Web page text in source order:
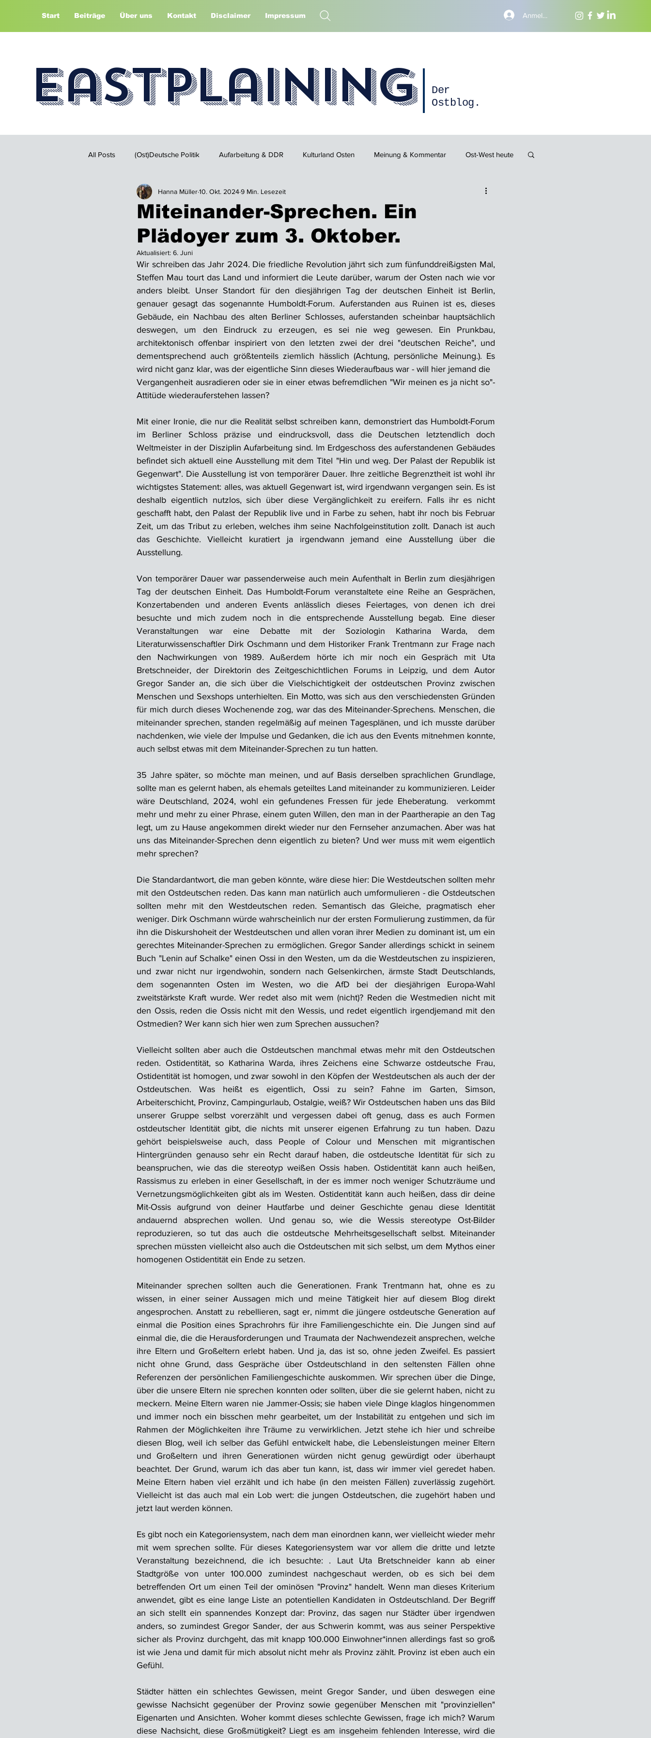
Start Beiträge Über uns Kontakt Disclaimer Impressum Anmelden
Eastplaining
Der
Ostblog.
All Posts (Ost)Deutsche Politik Aufarbeitung & DDR Kulturland Osten Meinung & Kommentar Ost-West heute
Miteinander-Sprechen. Ein
Plädoyer zum 3. Oktober.
Hanna Müller10. Okt. 20249 Min. Lesezeit
Aktualisiert: 6. Juni
Wir schreiben das Jahr 2024. Die friedliche Revolution jährt sich zum fünfunddreißigsten Mal,
Steffen Mau tourt das Land und informiert die Leute darüber, warum der Osten nach wie vor
anders bleibt. Unser Standort für den diesjährigen Tag der deutschen Einheit ist Berlin,
genauer gesagt das sogenannte Humboldt-Forum. Auferstanden aus Ruinen ist es, dieses
Gebäude, ein Nachbau des alten Berliner Schlosses, auferstanden scheinbar hauptsächlich
deswegen, um den Eindruck zu erzeugen, es sei nie weg gewesen. Ein Prunkbau,
architektonisch offenbar inspiriert von den letzten zwei der drei "deutschen Reiche", und
dementsprechend auch größtenteils ziemlich hässlich (Achtung, persönliche Meinung.). Es
wird nicht ganz klar, was der eigentliche Sinn dieses Wiederaufbaus war - will hier jemand die
Vergangenheit ausradieren oder sie in einer etwas befremdlichen "Wir meinen es ja nicht so"-
Attitüde wiederauferstehen lassen?
Mit einer Ironie, die nur die Realität selbst schreiben kann, demonstriert das Humboldt-Forum
im Berliner Schloss präzise und eindrucksvoll, dass die Deutschen letztendlich doch
Weltmeister in der Disziplin Aufarbeitung sind. Im Erdgeschoss des auferstandenen Gebäudes
befindet sich aktuell eine Ausstellung mit dem Titel "Hin und weg. Der Palast der Republik ist
Gegenwart". Die Ausstellung ist von temporärer Dauer. Ihre zeitliche Begrenztheit ist wohl ihr
wichtigstes Statement: alles, was aktuell Gegenwart ist, wird irgendwann vergangen sein. Es ist
deshalb eigentlich nutzlos, sich über diese Vergänglichkeit zu ereifern. Falls ihr es nicht
geschafft habt, den Palast der Republik live und in Farbe zu sehen, habt ihr noch bis Februar
Zeit, um das Tribut zu erleben, welches ihm seine Nachfolgeinstitution zollt. Danach ist auch
das Geschichte. Vielleicht kuratiert ja irgendwann jemand eine Ausstellung über die
Ausstellung.
Von temporärer Dauer war passenderweise auch mein Aufenthalt in Berlin zum diesjährigen
Tag der deutschen Einheit. Das Humboldt-Forum veranstaltete eine Reihe an Gesprächen,
Konzertabenden und anderen Events anlässlich dieses Feiertages, von denen ich drei
besuchte und mich zudem noch in die entsprechende Ausstellung begab. Eine dieser
Veranstaltungen war eine Debatte mit der Soziologin Katharina Warda, dem
Literaturwissenschaftler Dirk Oschmann und dem Historiker Frank Trentmann zur Frage nach
den Nachwirkungen von 1989. Außerdem hörte ich mir noch ein Gespräch mit Uta
Bretschneider, der Direktorin des Zeitgeschichtlichen Forums in Leipzig, und dem Autor
Gregor Sander an, die sich über die Vielschichtigkeit der ostdeutschen Provinz zwischen
Menschen und Sexshops unterhielten. Ein Motto, was sich aus den verschiedensten Gründen
für mich durch dieses Wochenende zog, war das des Miteinander-Sprechens. Menschen, die
miteinander sprechen, standen regelmäßig auf meinen Tagesplänen, und ich musste darüber
nachdenken, wie viele der Impulse und Gedanken, die ich aus den Events mitnehmen konnte,
auch selbst etwas mit dem Miteinander-Sprechen zu tun hatten.
35 Jahre später, so möchte man meinen, und auf Basis derselben sprachlichen Grundlage,
sollte man es gelernt haben, als ehemals geteiltes Land miteinander zu kommunizieren. Leider
wäre Deutschland, 2024, wohl ein gefundenes Fressen für jede Eheberatung.  verkommt
mehr und mehr zu einer Phrase, einem guten Willen, den man in der Paartherapie an den Tag
legt, um zu Hause angekommen direkt wieder nur den Fernseher anzumachen. Aber was hat
uns das Miteinander-Sprechen denn eigentlich zu bieten? Und wer muss mit wem eigentlich
mehr sprechen?
Die Standardantwort, die man geben könnte, wäre diese hier: Die Westdeutschen sollten mehr
mit den Ostdeutschen reden. Das kann man natürlich auch umformulieren - die Ostdeutschen
sollten mehr mit den Westdeutschen reden. Semantisch das Gleiche, pragmatisch eher
weniger. Dirk Oschmann würde wahrscheinlich nur der ersten Formulierung zustimmen, da für
ihn die Diskurshoheit der Westdeutschen und allen voran ihrer Medien zu dominant ist, um ein
gerechtes Miteinander-Sprechen zu ermöglichen. Gregor Sander allerdings schickt in seinem
Buch "Lenin auf Schalke" einen Ossi in den Westen, um da die Westdeutschen zu inspizieren,
und zwar nicht nur irgendwohin, sondern nach Gelsenkirchen, ärmste Stadt Deutschlands,
dem sogenannten Osten im Westen, wo die AfD bei der diesjährigen Europa-Wahl
zweitstärkste Kraft wurde. Wer redet also mit wem (nicht)? Reden die Westmedien nicht mit
den Ossis, reden die Ossis nicht mit den Wessis, und redet eigentlich irgendjemand mit den
Ostmedien? Wer kann sich hier wen zum Sprechen aussuchen?
Vielleicht sollten aber auch die Ostdeutschen manchmal etwas mehr mit den Ostdeutschen
reden. Ostidentität, so Katharina Warda, ihres Zeichens eine Schwarze ostdeutsche Frau,
Ostidentität ist homogen, und zwar sowohl in den Köpfen der Westdeutschen als auch der der
Ostdeutschen. Was heißt es eigentlich, Ossi zu sein? Fahne im Garten, Simson,
Arbeiterschicht, Provinz, Campingurlaub, Ostalgie, weiß? Wir Ostdeutschen haben uns das Bild
unserer Gruppe selbst vorerzählt und vergessen dabei oft genug, dass es auch Formen
ostdeutscher Identität gibt, die nichts mit unserer eigenen Erfahrung zu tun haben. Dazu
gehört beispielsweise auch, dass People of Colour und Menschen mit migrantischen
Hintergründen genauso sehr ein Recht darauf haben, die ostdeutsche Identität für sich zu
beanspruchen, wie das die stereotyp weißen Ossis haben. Ostidentität kann auch heißen,
Rassismus zu erleben in einer Gesellschaft, in der es immer noch weniger Schutzräume und
Vernetzungsmöglichkeiten gibt als im Westen. Ostidentität kann auch heißen, dass dir deine
Mit-Ossis aufgrund von deiner Hautfarbe und deiner Geschichte genau diese Identität
andauernd absprechen wollen. Und genau so, wie die Wessis stereotype Ost-Bilder
reproduzieren, so tut das auch die ostdeutsche Mehrheitsgesellschaft selbst. Miteinander
sprechen müssten vielleicht also auch die Ostdeutschen mit sich selbst, um dem Mythos einer
homogenen Ostidentität ein Ende zu setzen.
Miteinander sprechen sollten auch die Generationen. Frank Trentmann hat, ohne es zu
wissen, in einer seiner Aussagen mich und meine Tätigkeit hier auf diesem Blog direkt
angesprochen. Anstatt zu rebellieren, sagt er, nimmt die jüngere ostdeutsche Generation auf
einmal die Position eines Sprachrohrs für ihre Familiengeschichte ein. Die Jungen sind auf
einmal die, die die Herausforderungen und Traumata der Nachwendezeit ansprechen, welche
ihre Eltern und Großeltern erlebt haben. Und ja, das ist so, ohne jeden Zweifel. Es passiert
nicht ohne Grund, dass Gespräche über Ostdeutschland in den seltensten Fällen ohne
Referenzen der persönlichen Familiengeschichte auskommen. Wir sprechen über die Dinge,
über die unsere Eltern nie sprechen konnten oder sollten, über die sie gelernt haben, nicht zu
meckern. Meine Eltern waren nie Jammer-Ossis; sie haben viele Dinge klaglos hingenommen
und immer noch ein bisschen mehr gearbeitet, um der Instabilität zu entgehen und sich im
Rahmen der Möglichkeiten ihre Träume zu verwirklichen. Jetzt stehe ich hier und schreibe
diesen Blog, weil ich selber das Gefühl entwickelt habe, die Lebensleistungen meiner Eltern
und Großeltern und ihren Generationen würden nicht genug gewürdigt oder überhaupt
beachtet. Der Grund, warum ich das aber tun kann, ist, dass wir immer viel geredet haben.
Meine Eltern haben viel erzählt und ich habe (in den meisten Fällen) zuverlässig zugehört.
Vielleicht ist das auch mal ein Lob wert: die jungen Ostdeutschen, die zugehört haben und
jetzt laut werden können.
Es gibt noch ein Kategoriensystem, nach dem man einordnen kann, wer vielleicht wieder mehr
mit wem sprechen sollte. Für dieses Kategoriensystem war vor allem die dritte und letzte
Veranstaltung bezeichnend, die ich besuchte: . Laut Uta Bretschneider kann ab einer
Stadtgröße von unter 100.000 zumindest nachgeschaut werden, ob es sich bei dem
betreffenden Ort um einen Teil der ominösen "Provinz" handelt. Wenn man dieses Kriterium
anwendet, gibt es eine lange Liste an potentiellen Kandidaten in Ostdeutschland. Der Begriff
an sich stellt ein spannendes Konzept dar: Provinz, das sagen nur Städter über irgendwen
anders, so zumindest Gregor Sander, der aus Schwerin kommt, was aus seiner Perspektive
sicher als Provinz durchgeht, das mit knapp 100.000 Einwohner*innen allerdings fast so groß
ist wie Jena und damit für mich absolut nicht mehr als Provinz zählt. Provinz ist eben auch ein
Gefühl.
Städter hätten ein schlechtes Gewissen, meint Gregor Sander, und üben deswegen eine
gewisse Nachsicht gegenüber der Provinz sowie gegenüber Menschen mit "provinziellen"
Eigenarten und Ansichten. Woher kommt dieses schlechte Gewissen, frage ich mich? Warum
diese Nachsicht, diese Großmütigkeit? Liegt es am insgeheim fehlenden Interesse, wird die